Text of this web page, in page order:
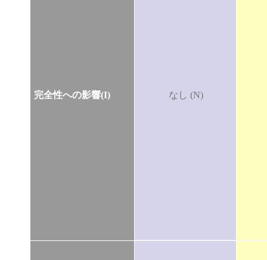
完全性への影響(I) なし (N)